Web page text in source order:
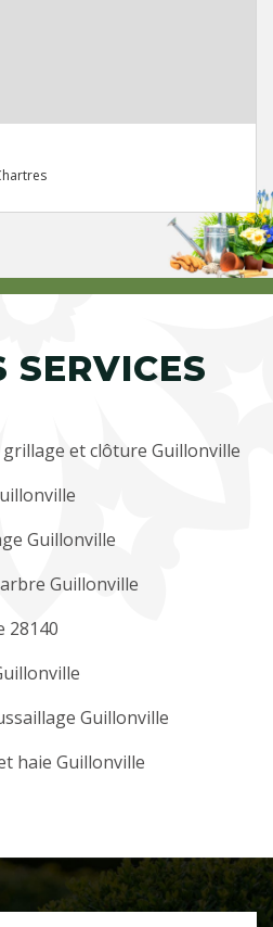
SERVICES
et clôture Guillonville
Guillonville
Guillonville
28140
Guillonville
haie Guillonville